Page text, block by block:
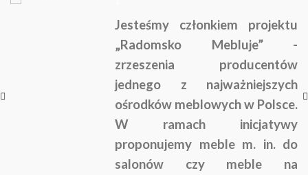
Jesteśmy członkiem projektu
„Radomsko Mebluje” -
zrzeszenia producentów
jednego z najważniejszych
ośrodków meblowych w Polsce.
W ramach inicjatywy
proponujemy meble m. in. do
salonów czy meble na